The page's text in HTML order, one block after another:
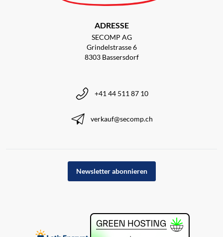
ADRESSE
SECOMP AG
Grindelstrasse 6
8303 Bassersdorf
+41 44 511 87 10
verkauf@secomp.ch
Newsletter abonnieren